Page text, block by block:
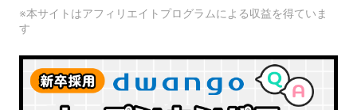
※本サイトはアフィリエイトプログラムによる収益を得ていま
す